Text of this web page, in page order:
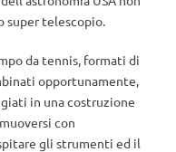
super telescopio.
da tennis, formati di
opportunamente,
in una costruzione
con
gli strumenti ed il